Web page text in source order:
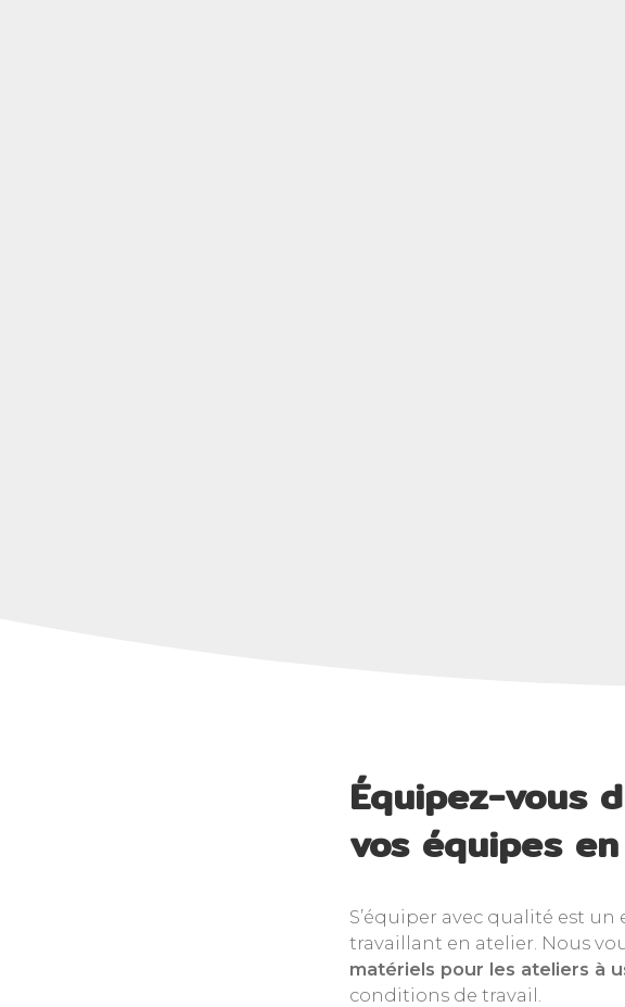
Équipez-vous
vos équipes
S’équiper avec qualité est
travaillant en atelier. Nous
matériels pour les ateliers à
conditions de travail.